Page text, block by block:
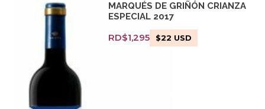
MARQUÉS DE GRIÑÓN CRIANZA
ESPECIAL 2017
RD$1,295 $22 USD